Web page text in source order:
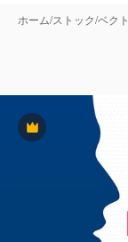
ホーム/ストック/ベク
Premium